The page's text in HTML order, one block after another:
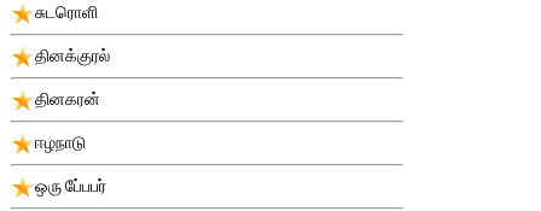
சுடரொளி
தினக்குரல்
தினகரன்
ஈழநாடு
ஒரு பே்பபர்